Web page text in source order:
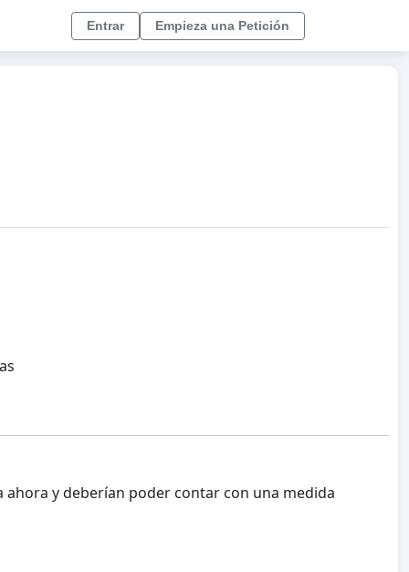
Entrar Empieza una Petición
y deberían poder contar con una medida